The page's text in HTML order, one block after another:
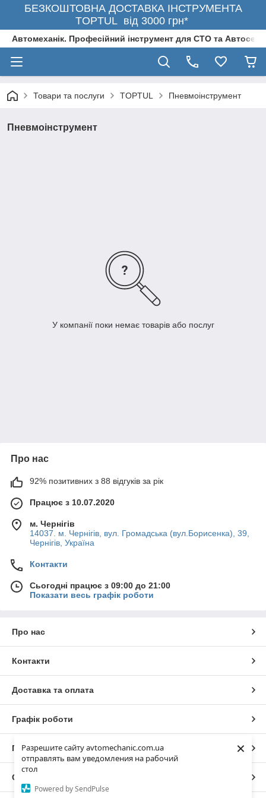
Разрешите сайту avtomechanic.com.ua
отправлять вам уведомления на рабочий
стол
Powered by SendPulse
×
БЕЗКОШТОВНА ДОСТАВКА ІНСТРУМЕНТА
TOPTUL від 3000 грн*
Автомеханік. Професійний інструмент для СТО та
Товари та послуги TOPTUL Пневмоінструмент
Пневмоінструмент
У компанії поки немає товарів або послуг
Про нас
92% позитивних з 88 відгуків за рік
Працює з 10.07.2020
м. Чернігів
14037. м. Чернігів, вул. Громадська (вул.Борисенка), 39,
Чернігів, Україна
Контакти
Сьогодні працює з 09:00 до 21:00
Показати весь графік роботи
Про нас
Контакти
Доставка та оплата
Графік роботи
Повна версія сайту
Сайт створено на маркетплейсі